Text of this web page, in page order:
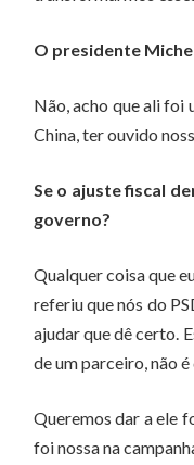
O presidente
Não, acho que ali foi
China, ter ouvido
Se o ajuste fiscal
governo?
Qualquer coisa que
referiu que nós do
ajudar que dê certo.
de um parceiro, não
Queremos dar a ele
foi nossa na